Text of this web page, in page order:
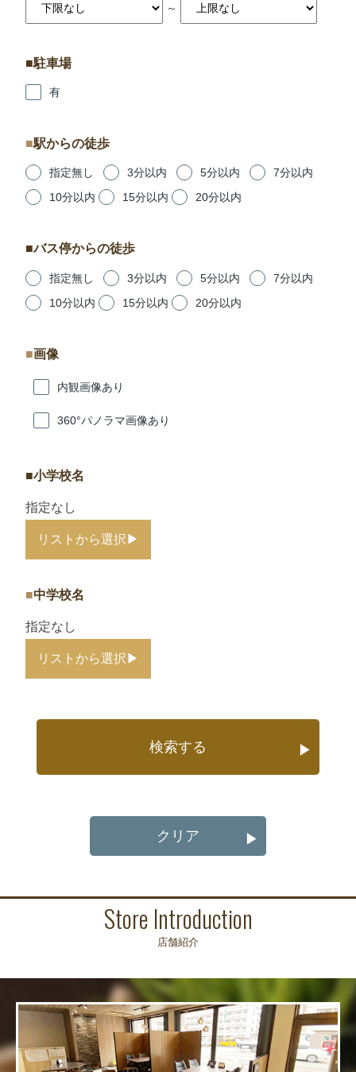
～
駐車場
有
駅からの徒歩
指定無し 3分以内 5分以内
7分以内
10分以内
15分以内 20分以内
バス停からの徒歩
指定無し 3分以内 5分以内
7分以内
10分以内
15分以内 20分以内
画像
内観画像あり
360°パノラマ画像あり
小学校名
指定なし
リストから選択 ▶
中学校名
指定なし
リストから選択 ▶
検索する ▶
クリア ▶
Store Introduction
店舗紹介